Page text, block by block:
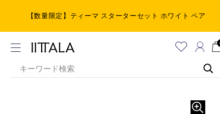
【数量限定】ティーマ スターターセット ホワイト ペア